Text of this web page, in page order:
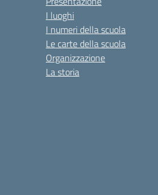
I luoghi
I numeri della scuola
Le carte della scuola
Organizzazione
La storia